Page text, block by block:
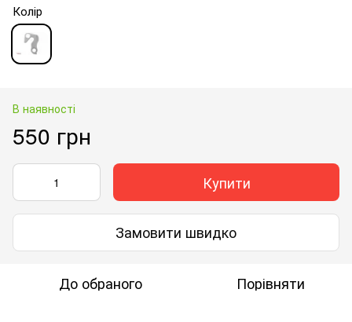
Колір
В наявності
550 грн
Купити
Замовити швидко
До обраного Порівняти